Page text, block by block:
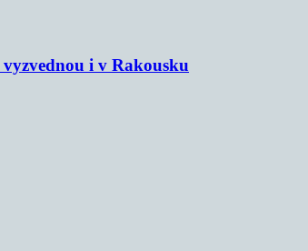
vyzvednou i v Rakousku